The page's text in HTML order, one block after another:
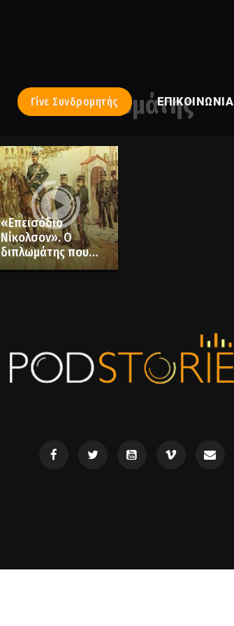
Γίνε Συνδρομητής ΕΠΙΚΟΙΝΩΝΊΑ
διπλωμάτης
«Επεισόδιο
Νίκολσον». Ο
διπλωμάτης που
ντρόπιασε την